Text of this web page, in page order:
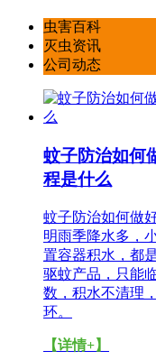
虫害百科
灭虫资讯
公司动态
蚊子防治如何
程是什么
蚊子防治如何做
明雨季降水多，
置容器积水，都
驱蚊产品，只能
数，积水不清理
环。
【详情+】